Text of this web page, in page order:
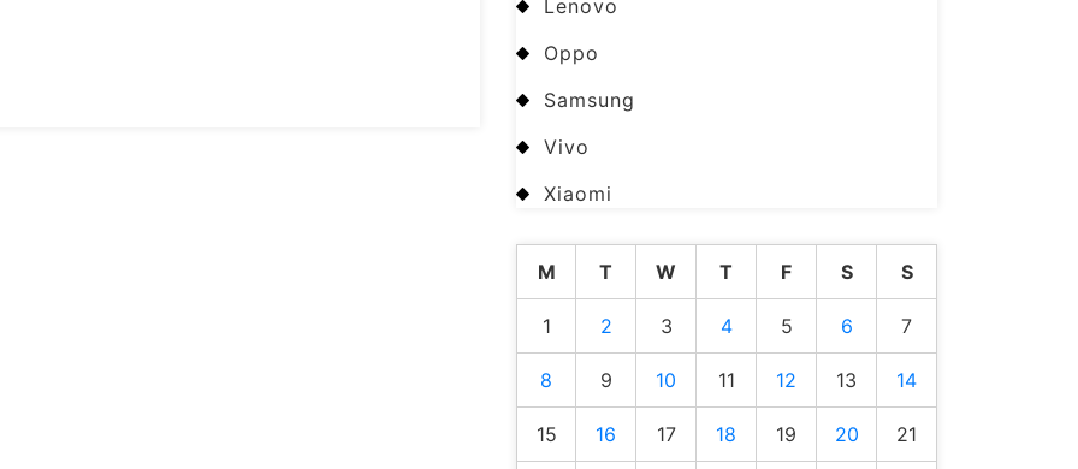
Lenovo
Oppo
Samsung
Vivo
Xiaomi
M T W T F S S
1 2 3 4 5 6 7
8 9 10 11 12 13 14
15 16 17 18 19 20 21